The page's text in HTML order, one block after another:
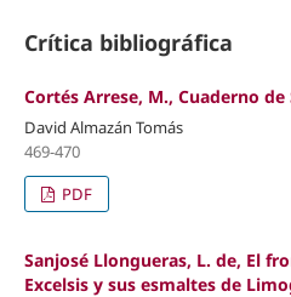
Crítica bibliográfica
Cortés Arrese, M., Cuaderno de
David Almazán Tomás
469-470
PDF
Sanjosé Llongueras, L. de, El
Excelsis y sus esmaltes de